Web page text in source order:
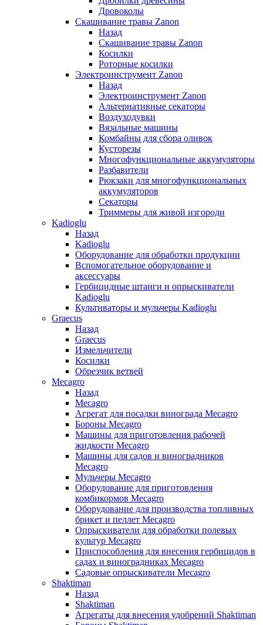
Дровоколы
Скашивание травы Zanon
Назад
Скашивание травы Zanon
Косилки
Роторные косилки
Электроинструмент Zanon
Назад
Электроинструмент Zanon
Альтернативные секаторы
Воздуходувки
Вязальные машины
Комбайны для сбора оливок
Кусторезы
Многофункциональные аккумуляторы
Разбавители
Рюкзаки для многофункциональных
аккумуляторов
Секаторы
Триммеры для живой изгороди
Kadioglu
Назад
Kadioglu
Оборудование для обработки продукции
Вспомогательное оборудование и
аксессуары
Гербицидные штанги и опрыскиватели
Kadioglu
Культиваторы и мульчеры Kadioglu
Graecus
Назад
Graecus
Измельчители
Косилки
Обрезчик ветвей
Mecagro
Назад
Mecagro
Агрегат для посадки винограда Mecagro
Бороны Mecagro
Машины для приготовления рабочей
жидкости Mecagro
Машины для садов и виноградников
Mecagro
Мульчеры Mecagro
Оборудование для приготовления
комбикормов Mecagro
Оборудование для производства топливных
брикет и пеллет Mecagro
Опрыскиватели для обработки полевых
культур Mecagro
Приспособления для внесения гербицидов в
садах и виноградниках Mecagro
Садовые опрыскиватели Mecagro
Shaktiman
Назад
Shaktiman
Агрегаты для внесения удобрений Shaktiman